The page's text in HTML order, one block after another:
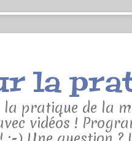
la pratique de la
vidéos !